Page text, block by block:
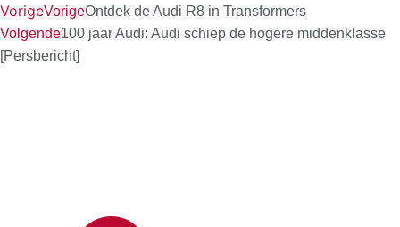
VorigeVorigeOntdek de Audi R8 in Transformers
Volgende100 jaar Audi: Audi schiep de hogere middenklasse
[Persbericht]